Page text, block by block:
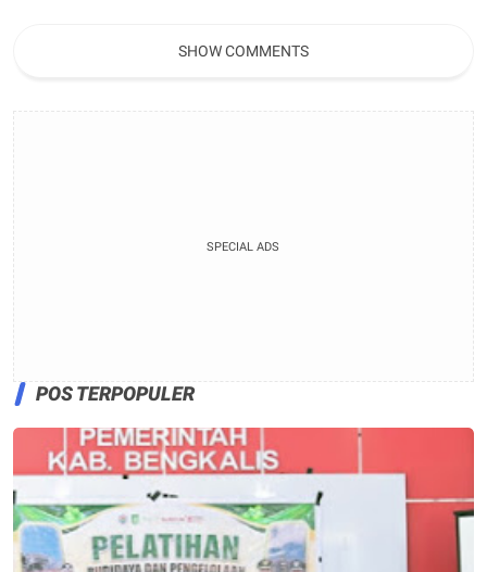
SHOW COMMENTS
SPECIAL ADS
POS TERPOPULER